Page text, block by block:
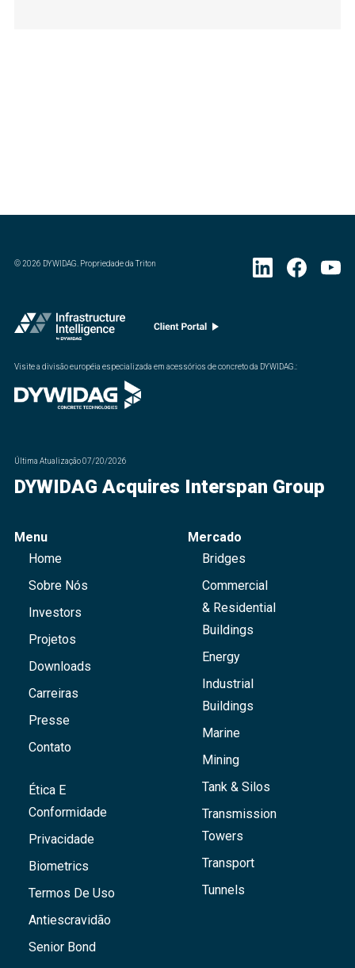
©2026 DYWIDAG. Propriedade da Triton
Visite a divisão européia especializada em acessórios de concreto da DYWIDAG.:
Última Atualização07/20/2026
DYWIDAG Acquires Interspan Group
Menu
Home
Sobre Nós
Investors
Projetos
Downloads
Carreiras
Presse
Contato
Ética E
Conformidade
Privacidade
Biometrics
Termos De Uso
Antiescravidão
Senior Bond
Mercado
Bridges
Commercial
& Residential
Buildings
Energy
Industrial
Buildings
Marine
Mining
Tank & Silos
Transmission
Towers
Transport
Tunnels